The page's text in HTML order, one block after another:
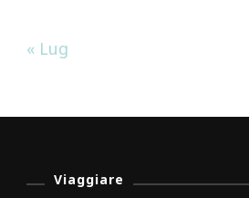
« Lug
Viaggiare